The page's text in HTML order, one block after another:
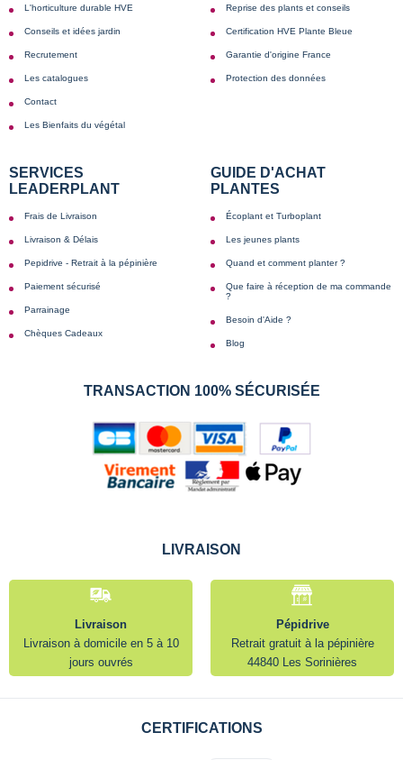
L'horticulture durable HVE
Conseils et idées jardin
Recrutement
Les catalogues
Contact
Les Bienfaits du végétal
Reprise des plants et conseils
Certification HVE Plante Bleue
Garantie d'origine France
Protection des données
SERVICES
LEADERPLANT
Frais de Livraison
Livraison & Délais
Pepidrive - Retrait à la pépinière
Paiement sécurisé
Parrainage
Chèques Cadeaux
GUIDE D'ACHAT
PLANTES
Écoplant et Turboplant
Les jeunes plants
Quand et comment planter ?
Que faire à réception de ma commande
?
Besoin d'Aide ?
Blog
TRANSACTION 100% SÉCURISÉE
LIVRAISON
Livraison
Livraison à domicile en 5 à 10
jours ouvrés
Pépidrive
Retrait gratuit à la pépinière
44840 Les Sorinières
CERTIFICATIONS